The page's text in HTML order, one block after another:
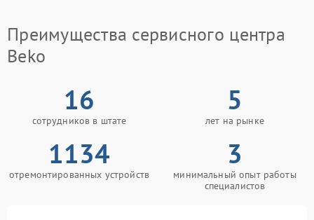
Преимущества сервисного центра
Beko
16
сотрудников в штате
5
лет на рынке
1134
отремонтированных устройств
3
минимальный опыт работы
специалистов